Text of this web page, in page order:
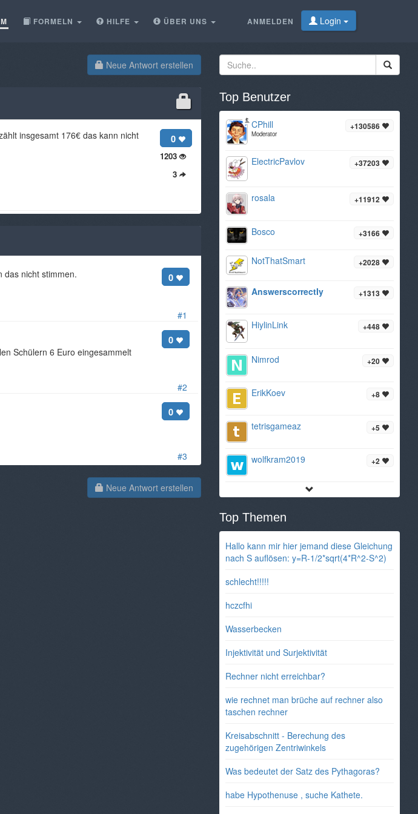
ANMELDEN Login
FORMELN HILFE ÜBER UNS
Neue Antwort erstellen
0
1203
3
insgesamt 176€ das kann nicht
#1
0
das nicht stimmen.
#2
0
Schülern 6 Euro eingesammelt
#3
0
Neue Antwort erstellen
Top Benutzer
+130586
CPhill
Moderator
+37203
ElectricPavlov
+11912
rosala
+3166
Bosco
+2028
NotThatSmart
+1313
AnswerscorrectIy
+448
HiylinLink
+20
Nimrod
+8
ErikKoev
+5
tetrisgameaz
+2
wolfkram2019
Top Themen
Hallo kann mir hier jemand diese Gleichung
nach S auflösen: y=R-1/2*sqrt(4*R^2-S^2)
schlecht!!!!!
hczcfhi
Wasserbecken
Injektivität und Surjektivität
Rechner nicht erreichbar?
wie rechnet man brüche auf rechner also
taschen rechner
Kreisabschnitt - Berechung des
zugehörigen Zentriwinkels
Was bedeutet der Satz des Pythagoras?
habe Hypothenuse , suche Kathete.